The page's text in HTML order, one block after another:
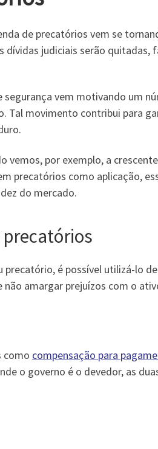
de precatórios vem se
dívidas judiciais serão quitadas,
vem motivando um
Tal movimento contribui para
vemos, por exemplo, a
precatórios como aplicação,
do mercado.
é possível utilizá-lo
não amargar prejuízos com o
como compensação para
o governo é o devedor, as